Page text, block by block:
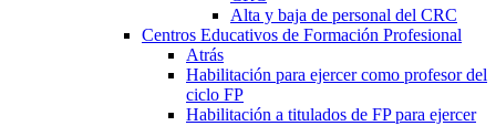
Alta y baja de personal del CRC
Centros Educativos de Formación Profesional
Atrás
Habilitación para ejercer como profesor del
ciclo FP
Habilitación a titulados de FP para ejercer